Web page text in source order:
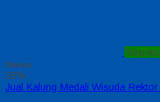
Diskon
35%
Jual Kalung Medali Wisuda